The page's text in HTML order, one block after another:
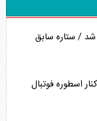
/ ستاره سابق
دوره ۳۰ ساله در کنار اسطوره فوتبال